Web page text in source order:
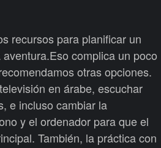
recursos para planificar un
complica un poco
otras opciones.
en árabe, escuchar
e incluso cambiar la
y el ordenador para que el
También, la práctica con